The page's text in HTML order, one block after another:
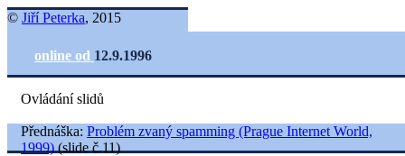
© Jiří Peterka, 2015
online od 12.9.1996
Ovládání slidů
Přednáška: Problém zvaný spamming (Prague Internet World,
1999)(slide č.11)